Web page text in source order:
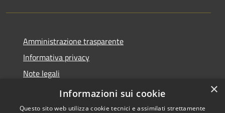
Amministrazione trasparente
Informativa privacy
Note legali
Dichiarazione di accessibilità
×
Informazioni sui cookie
Questo sito web utilizza cookie tecnici e assimilati strettamente